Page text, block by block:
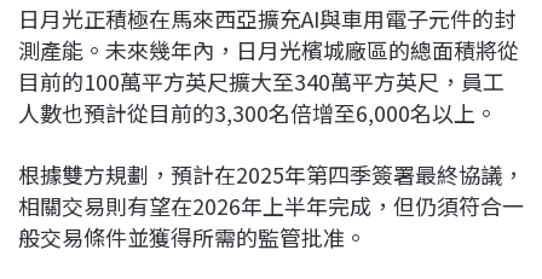
日月光正積極在馬來西亞擴充AI與車用電子元件的封
測產能。未來幾年內，日月光檳城廠區的總面積將從
目前的100萬平方英尺擴大至340萬平方英尺，員工
人數也預計從目前的3,300名倍增至6,000名以上。
根據雙方規劃，預計在2025年第四季簽署最終協議，
相關交易則有望在2026年上半年完成，但仍須符合一
般交易條件並獲得所需的監管批准。